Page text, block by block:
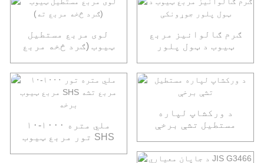
لوی مربع مستطیل
ټیوب (ګرد څخه مربع
ګرم ګالوانیز مربع
ټیوب د ټول پلور
۱۰-۱۰۰۰ ملي متره
تور مربع ټیوب SHS
د ورکشاپ لپاره
مستطیل تشې برخې